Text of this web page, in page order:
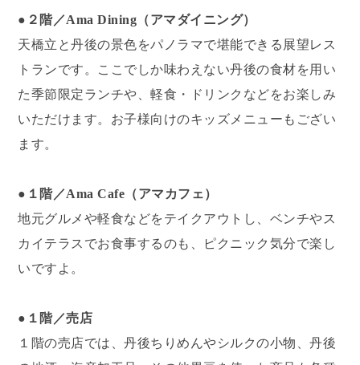
●２階／Ama Dining（アマダイニング）
天橋立と丹後の景色をパノラマで堪能できる展望レス
トランです。ここでしか味わえない丹後の食材を用い
た季節限定ランチや、軽食・ドリンクなどをお楽しみ
いただけます。お子様向けのキッズメニューもござい
ます。
●１階／Ama Cafe（アマカフェ）
地元グルメや軽食などをテイクアウトし、ベンチやス
カイテラスでお食事するのも、ピクニック気分で楽し
いですよ。
●１階／売店
１階の売店では、丹後ちりめんやシルクの小物、丹後